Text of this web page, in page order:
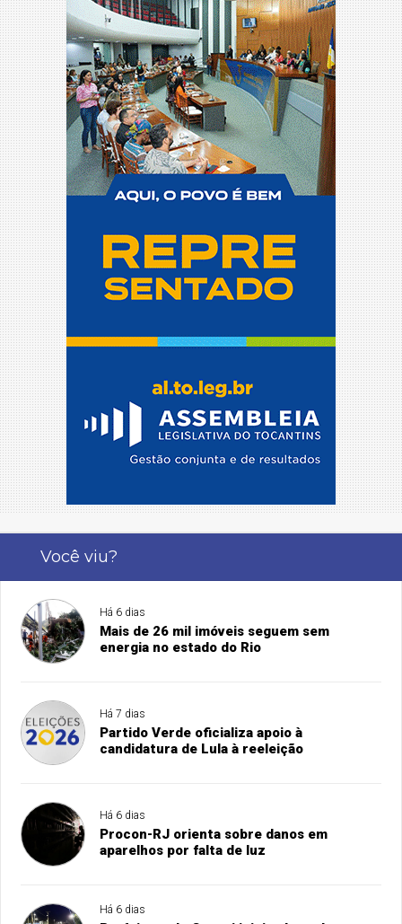
Você viu?
Há 6 dias
Mais de 26 mil imóveis seguem sem
energia no estado do Rio
Há 7 dias
Partido Verde oficializa apoio à
candidatura de Lula à reeleição
Há 6 dias
Procon-RJ orienta sobre danos em
aparelhos por falta de luz
Há 6 dias